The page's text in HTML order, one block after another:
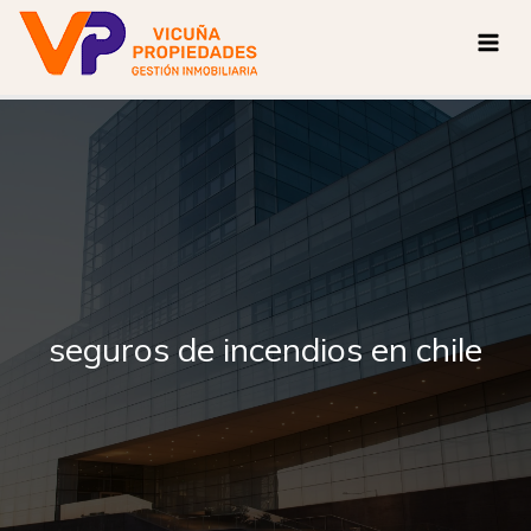
contenido
seguros de incendios en chile